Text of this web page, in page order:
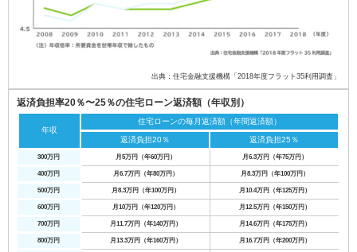
出典：住宅金融支援機構「2018年度フラット35利用調査」
返済負担率20％〜25％の住宅ローン返済額（年収別）
年収
住宅ローンの毎月返済額（年間返済額）
返済負担20％ 返済負担25％
300万円 月5万円（年60万円） 月6.3万円（年75万円）
400万円 月6.7万円（年80万円） 月8.3万円（年100万円）
500万円 月8.3万円（年100万円） 月10.4万円（年125万円）
600万円 月10万円（年120万円） 月12.5万円（年150万円）
700万円 月11.7万円（年140万円） 月14.6万円（年175万円）
800万円 月13.3万円（年160万円） 月16.7万円（年200万円）